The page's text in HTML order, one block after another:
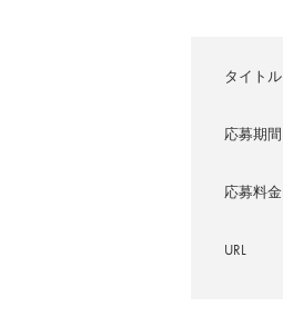
タイトル
応募期間
応募料金
URL